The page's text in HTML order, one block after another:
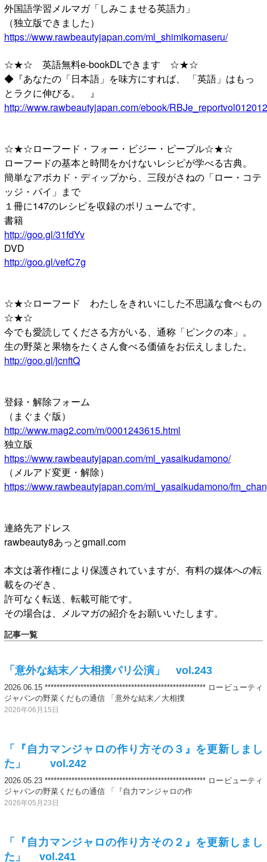
外国語学習メルマガ「しみこませる英語力」
（独立版できました）
https://www.rawbeautyjapan.com/ml_shimikomaseru/
☆★☆ 英語無料e-bookDLできます ☆★☆
◆『あなたの「日本語」を味方にすれば、 「英語」はもっ
とラクに伸びる。 』
http://www.rawbeautyjapan.com/ebook/
☆★☆ローフード・フォー・ビジー・ピープル☆★☆
ローフードの基本と時間をかけないレシピが学べる古典。
簡単なアボカド・ディップから、三段がさねの「ロー・コテ
ッジ・パイ」まで
１冊に147のレシピを収録のボリュームです。
書籍
http://goo.gl/31fdYv
DVD
http://goo.gl/vefC7g
☆★☆ローフード わたしをきれいにした不思議な食べもの
☆★☆
今でも愛読してくださる方がいる、通称「ピンクの本」。
生の野菜と果物をたくさん食べる価値をお伝えしました。
http://goo.gl/jcnftQ
登録・解除フォーム
（まぐまぐ版）
http://www.mag2.com/m/0001243615.html
独立版
https://www.rawbeautyjapan.com/ml_yasaikudamono/
（メルアド変更・解除）
https://www.rawbeautyjapan.com/ml_yasaikudamono/
連絡先アドレス
rawbeauty8あっとgmail.com
本文は著作権により保護されていますが、有料の媒体への転
載をのぞき、
許可なく転送、転載可能です。
その場合は、メルマガの紹介をお願いいたします。
記事一覧
「意外な結末／大相撲パリ公演」 vol.243
2026.06.15 ****************************************************** ロービューティ
ジャパンの野菜くだもの通信 「意外な結末／大相撲
2026年06月15日
「『自力マンジャロの作り方その３』を更新しまし
た」 vol.242
2026.05.23 ****************************************************** ロービューティ
ジャパンの野菜くだもの通信 「『自力マンジャロの作
2026年05月23日
「『自力マンジャロの作り方その２』を更新しまし
た」 vol.241